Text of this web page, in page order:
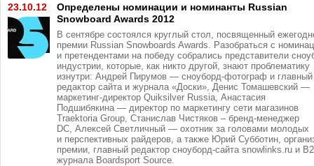
23.10.12
Определены номинации и номинанты Russian
Snowboard Awards 2012
В сентябре состоялся круглый стол, посвященный
премии Russian Snowboards Awards. Разобраться с
и претендентами на победу собрались представители
индустрии, которые, как никто другой, знают проблематику
изнутри: Андрей Пирумов — сноуборд-фотограф и главный
редактор сайта и журнала «Доски», Денис Томашевский —
маркетинг-директор Quiksilver Russia, Анастасия
Подшибякина — директор по маркетингу сети магазинов
Traektoria Group, Станислав Чистяков – бренд-менеджер
DC, Алексей Светличный — охотник за головами молодых
и перспективных райдеров, а также Юрий Субботин,
премии, главный редактор сноуборд-сайта snowlinks.ru и
журнала Boardsport Source.